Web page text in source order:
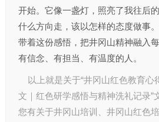
开始。它像一盏灯，照亮了我往后
什么方向走，该以怎样的态度做事
带着这份感悟，把井冈山精神融入
有信念、有担当、有温度的人。
以上就是关于“井冈山红色教育心
文｜红色研学感悟与精神洗礼记录”
您有关于井冈山培训 井冈山红色